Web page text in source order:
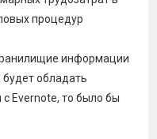
процедур
информации
обладать
Evernote, то было бы